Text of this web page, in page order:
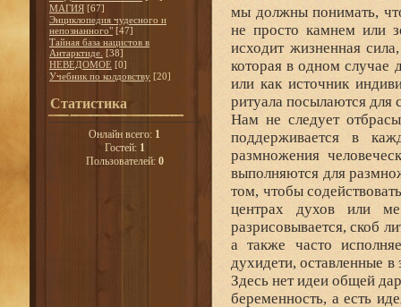
МАГИЯ [67]
Энциклопедия чудесного и
непознанного" [47]
Тайная база нацистов в
Антарктиде. [38]
НЕВЕДОМОЕ [0]
Учебник по колдовству [20]
Статистика
Онлайн всего: 1
Гостей: 1
Пользователей: 0
мы должны понимать,
не просто камнем или
исходит жизненная
которая в одном случае
или как источник
ритуала посылаются для
Нам не следует
поддерживается в
размножения
выполняются для
том, чтобы
центрах духов или
разрисовывается, скоб
а также часто
духидети, оставленные
Здесь нет идеи общей
беременность, а есть